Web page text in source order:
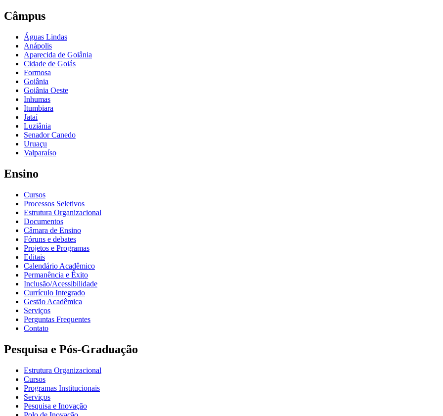
Câmpus
Águas Lindas
Anápolis
Aparecida de Goiânia
Cidade de Goiás
Formosa
Goiânia
Goiânia Oeste
Inhumas
Itumbiara
Jataí
Luziânia
Senador Canedo
Uruaçu
Valparaíso
Ensino
Cursos
Processos Seletivos
Estrutura Organizacional
Documentos
Câmara de Ensino
Fóruns e debates
Projetos e Programas
Editais
Calendário Acadêmico
Permanência e Êxito
Inclusão/Acessibilidade
Currículo Integrado
Gestão Acadêmica
Serviços
Perguntas Frequentes
Contato
Pesquisa e Pós-Graduação
Estrutura Organizacional
Cursos
Programas Institucionais
Serviços
Pesquisa e Inovação